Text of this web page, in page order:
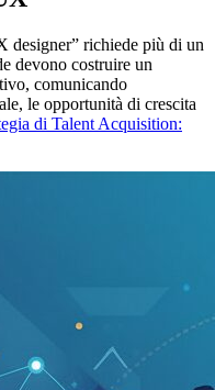
designer” richiede più di un
devono costruire un
comunicando
le opportunità di crescita
di Talent Acquisition: